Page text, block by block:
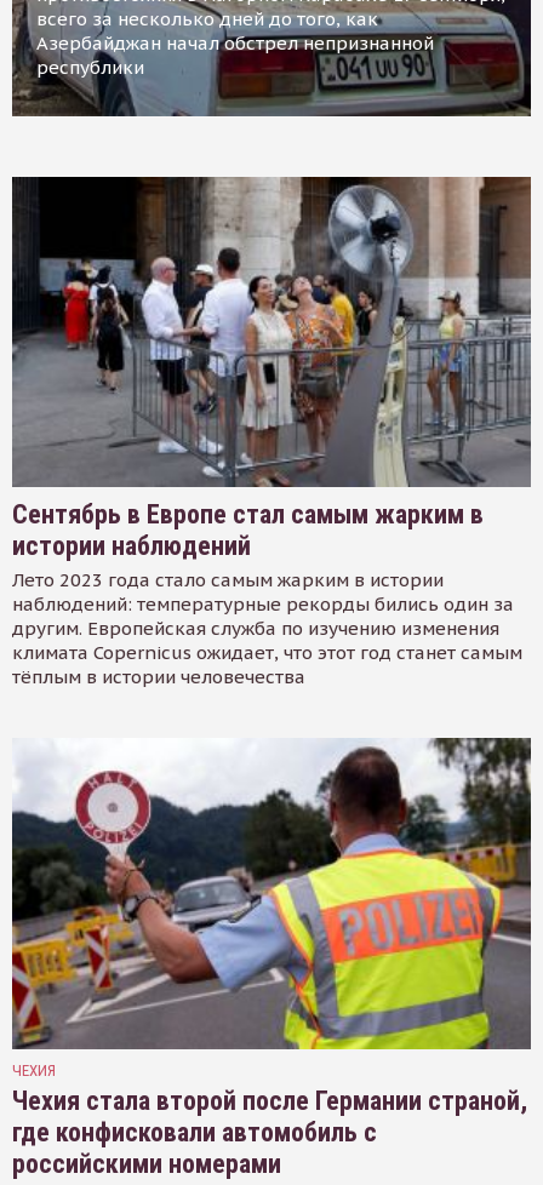
всего за несколько дней до того, как
Азербайджан начал обстрел непризнанной
республики
Сентябрь в Европе стал самым жарким в
истории наблюдений
Лето 2023 года стало самым жарким в истории
наблюдений: температурные рекорды бились один за
другим. Европейская служба по изучению изменения
климата Copernicus ожидает, что этот год станет самым
тёплым в истории человечества
ЧЕХИЯ
Чехия стала второй после Германии страной,
где конфисковали автомобиль с
российскими номерами